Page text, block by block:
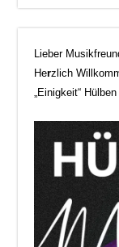
Lieber
Herzlich
„Einigkeit“